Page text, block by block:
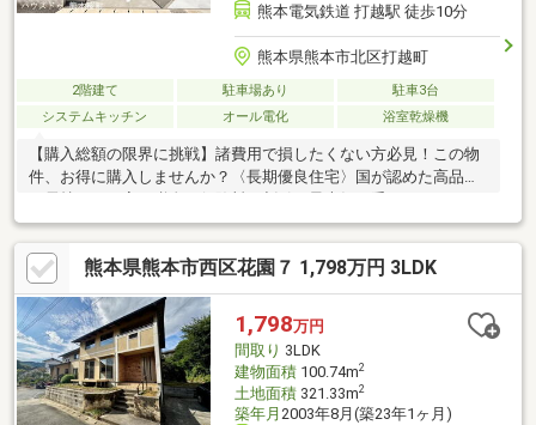
熊本電気鉄道 打越駅 徒歩10分
熊本県熊本市北区打越町
2階建て 駐車場あり
駐車3台
システムキッチン
オール電化 浴室乾燥機
【購入総額の限界に挑戦】諸費用で損したくない方必見！この物
件、お得に購入しませんか？〈長期優良住宅〉国が認めた高品質
で長持ちする家。税金や保険料の割引も最大級に受けられます。
〈断熱等性能等級５〉家中どこでも快適に。冷暖房代を３割カッ
トできるかも！〈耐震等級3〉大きな地震から家族を守る、高水準
の耐震性能。〈省令準耐火構造〉火災に強く、安心感とともに火
災保険料も大幅に抑えられます。【内覧ツアー】 熊本県全域の気
になる物件を全て弊社でまとめてご内覧いただけます水曜日や１
８時以降、お仕事終わりの内覧も柔軟に対応！物件選びからお引
渡しまで『ハウスドゥ熊本桜町』が全力でサポートします
熊本県熊本市西区花園７ 1,798万円 3LDK
1,798万円
間取り 3LDK
建物面積100.74m2
土地面積321.33m2
築年月 2003年8月(築23年1ヶ月)